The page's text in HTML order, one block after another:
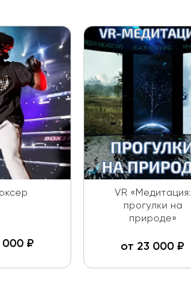
000 ₽
VR «Медитация:
прогулки на
природе»
от 23 000 ₽